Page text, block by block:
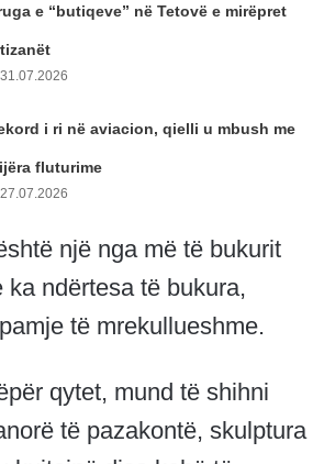
e “butiqeve” në Tetovë e mirëpret
31.07.2026
i ri në aviacion, qielli u mbush me
fluturime
27.07.2026
një nga më të bukurit
ka ndërtesa të bukura,
të mrekullueshme.
qytet, mund të shihni
të pazakontë, skulptura